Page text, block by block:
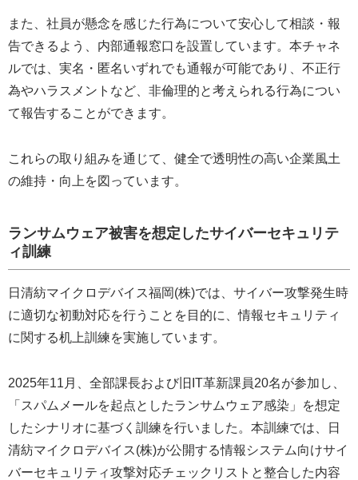
また、社員が懸念を感じた行為について安心して相談・報
告できるよう、内部通報窓口を設置しています。本チャネ
ルでは、実名・匿名いずれでも通報が可能であり、不正行
為やハラスメントなど、非倫理的と考えられる行為につい
て報告することができます。
これらの取り組みを通じて、健全で透明性の高い企業風土
の維持・向上を図っています。
ランサムウェア被害を想定したサイバーセキュリテ
ィ訓練
日清紡マイクロデバイス福岡(株)では、サイバー攻撃発生時
に適切な初動対応を行うことを目的に、情報セキュリティ
に関する机上訓練を実施しています。
2025年11月、全部課長および旧IT革新課員20名が参加し、
「スパムメールを起点としたランサムウェア感染」を想定
したシナリオに基づく訓練を行いました。本訓練では、日
清紡マイクロデバイス(株)が公開する情報システム向けサイ
バーセキュリティ攻撃対応チェックリストと整合した内容